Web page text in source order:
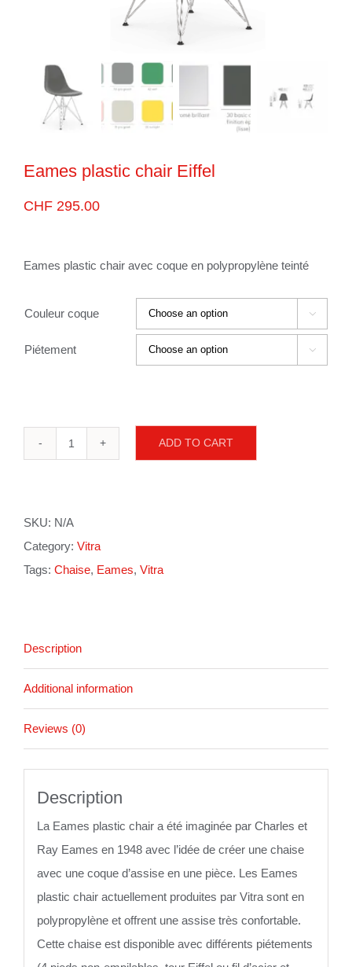
Eames plastic chair Eiffel
CHF 295.00
Eames plastic chair avec coque en polypropylène teinté
Couleur coque 
Piétement 
Eiffel
quantity
ADD TO CART
SKU: N/A
Category: Vitra
Tags: Chaise, Eames, Vitra
Description
Additional information
Reviews (0)
Description
La Eames plastic chair a été imaginée par Charles et
Ray Eames en 1948 avec l’idée de créer une chaise
avec une coque d’assise en une pièce. Les Eames
plastic chair actuellement produites par Vitra sont en
polypropylène et offrent une assise très confortable.
Cette chaise est disponible avec différents piétements